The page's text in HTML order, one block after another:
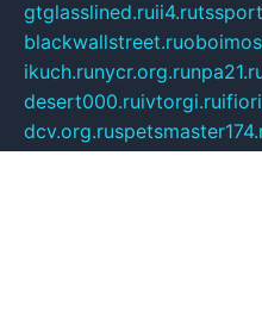
gtglasslined.ruii4.ru
blackwallstreet.ru
ikuch.runycr.org.ru
desert000.ruivtorgi.ru
dcv.org.ru